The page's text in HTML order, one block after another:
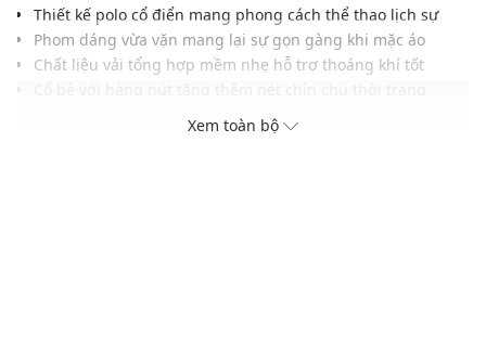
Thiết kế polo cổ điển mang phong cách thể thao lịch sự
Phom dáng vừa vặn mang lại sự gọn gàng khi mặc áo
Chất liệu vải tổng hợp mềm nhẹ hỗ trợ thoáng khí tốt
Bề mặt trơn mịn mang lại cảm giác dễ chịu khi chạm
Logo sắc nét phía trước tạo điểm nhấn cho thương hiệu
Xem toàn bộ